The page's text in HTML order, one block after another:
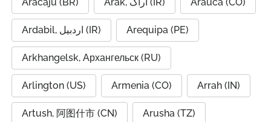
Ardabil, اردبیل (IR) Arequipa (PE)
Arkhangelsk, Архангельск (RU)
Arlington (US) Armenia (CO) Arrah (IN)
Artush, 阿图什市 (CN) Arusha (TZ)